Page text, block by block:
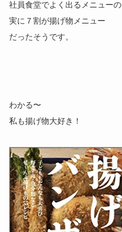
社員食堂でよく出るメニューの
実に７割が揚げ物メニュー
だったそうです。
わかる〜
私も揚げ物大好き！